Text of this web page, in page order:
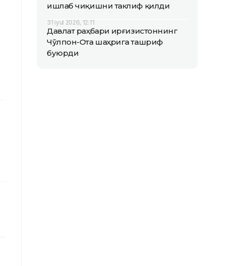
ишлаб чиқишни таклиф қилди
31 iyul 2026, 12:11
Давлат раҳбари Қирғизистоннинг
Чўлпон-Ота шаҳрига ташриф
буюрди